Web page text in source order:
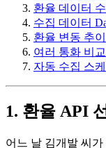
환율 데이터
수집 데이터
환율 변동 추
여러 통화 비
자동 수집 스
1. 환율 API
어느 날 김개발 씨